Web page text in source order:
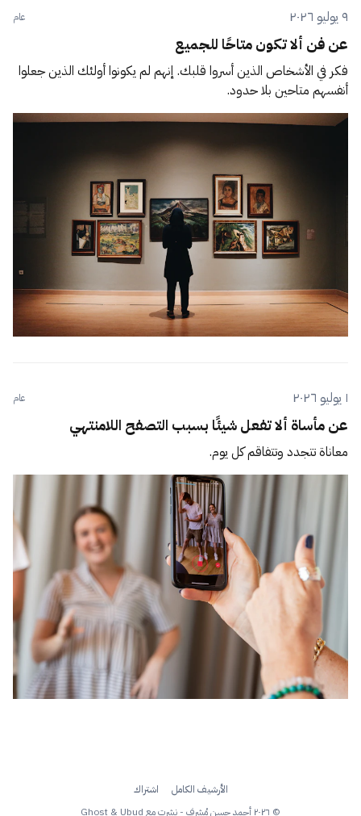
٩ يوليو ٢٠٢٦ عام
عن فن ألا تكون متاحًا للجميع
فكر في الأشخاص الذين أسروا قلبك. إنهم لم يكونوا أولئك الذين جعلوا
أنفسهم متاحين بلا حدود.
١ يوليو ٢٠٢٦ عام
عن مأساة ألا تفعل شيئًا بسبب التصفح اللامنتهي
معاناة تتجدد وتتفاقم كل يوم.
الأرشيف الكامل
اشتراك
© ٢٠٢٦ أحمد حسن مُشرِف - نشرت مع
Ghost & Ubud